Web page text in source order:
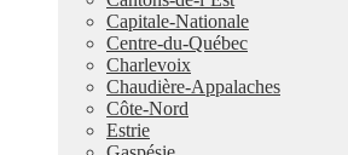
Capitale-Nationale
Centre-du-Québec
Charlevoix
Chaudière-Appalaches
Côte-Nord
Estrie